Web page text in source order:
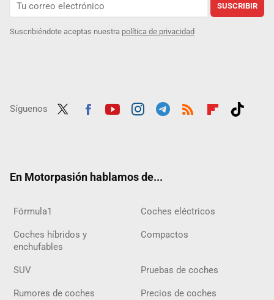
SUSCRIBIR
Suscribiéndote aceptas nuestra política de privacidad
Síguenos
En Motorpasión hablamos de...
Fórmula1 Coches eléctricos
Coches híbridos y
enchufables
Compactos
SUV Pruebas de coches
Rumores de coches Precios de coches